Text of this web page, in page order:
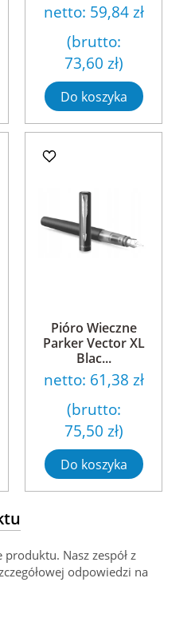
netto: 59,84 zł
(brutto:
73,60 zł)
Do koszyka
Pióro Wieczne
Parker Vector XL
Blac...
netto: 61,38 zł
(brutto:
75,50 zł)
Do koszyka
Nasz zespół z
odpowiedzi na